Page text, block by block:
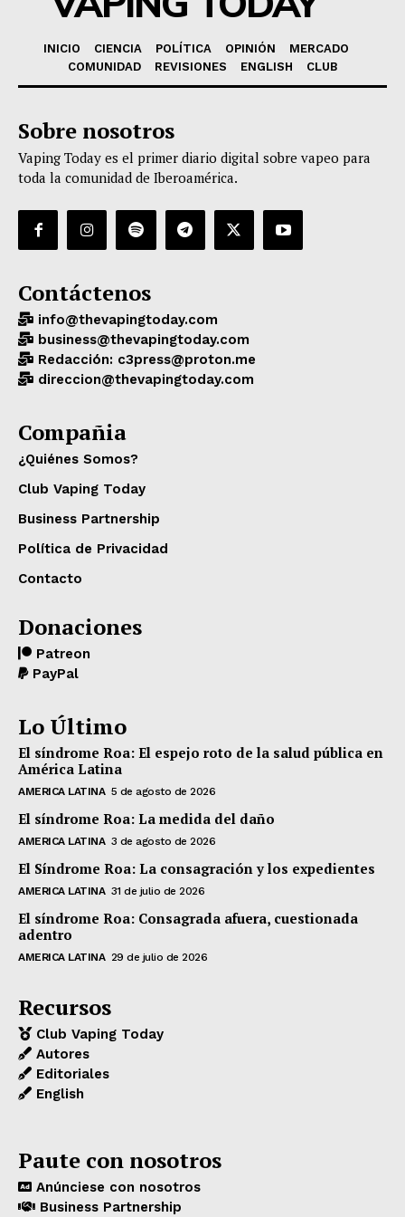
INICIO CIENCIA POLÍTICA OPINIÓN
MERCADO
COMUNIDAD
REVISIONES ENGLISH CLUB
Sobre nosotros
Vaping Today es el primer diario digital sobre vapeo para
toda la comunidad de Iberoamérica.
Contáctenos
info@thevapingtoday.com
business@thevapingtoday.com
Redacción: c3press@proton.me
direccion@thevapingtoday.com
Compañia
¿Quiénes Somos?
Club Vaping Today
Business Partnership
Política de Privacidad
Contacto
Donaciones
Patreon
PayPal
Lo Último
El síndrome Roa: El espejo roto de la salud pública en
América Latina
AMERICA LATINA 5 de agosto de 2026
El síndrome Roa: La medida del daño
AMERICA LATINA 3 de agosto de 2026
El Síndrome Roa: La consagración y los expedientes
AMERICA LATINA 31 de julio de 2026
El síndrome Roa: Consagrada afuera, cuestionada
adentro
AMERICA LATINA 29 de julio de 2026
Recursos
Club Vaping Today
Autores
Editoriales
English
Paute con nosotros
Anúnciese con nosotros
Business Partnership